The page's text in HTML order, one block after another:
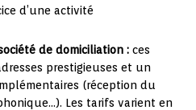
d’une activité
de domiciliation : ces
prestigieuses et un
(réception du
Les tarifs varient en